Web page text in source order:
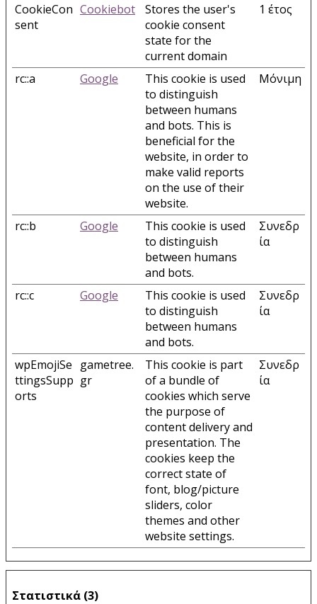
CookieCon
sent
Cookiebot
Stores the user's
cookie consent
state for the
current domain
1 έτος
rc::a Google
This cookie is used
to distinguish
between humans
and bots. This is
beneficial for the
website, in order to
make valid reports
on the use of their
website.
Μόνιμη
rc::b Google
This cookie is used
to distinguish
between humans
and bots.
Συνεδρ
ία
rc::c Google
This cookie is used
to distinguish
between humans
and bots.
Συνεδρ
ία
wpEmojiSe
ttingsSupp
orts
gametree.
gr
This cookie is part
of a bundle of
cookies which serve
the purpose of
content delivery and
presentation. The
cookies keep the
correct state of
font, blog/picture
sliders, color
themes and other
website settings.
Συνεδρ
ία
Στατιστικά (3)